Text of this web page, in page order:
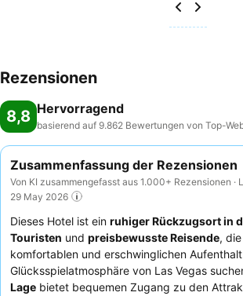
Rezensionen
8,8 Hervorragend
basierend auf 9.862 Bewertungen von Top-
Zusammenfassung der Rezensionen
Von KI zusammengefasst aus 1.000+ Rezensionen ·
29 May 2026
Dieses Hotel ist ein ruhiger Rückzugsort in
Touristen und preisbewusste Reisende,
komfortablen und erschwinglichen
Glücksspielatmosphäre von Las Vegas
Lage bietet bequemen Zugang zu den